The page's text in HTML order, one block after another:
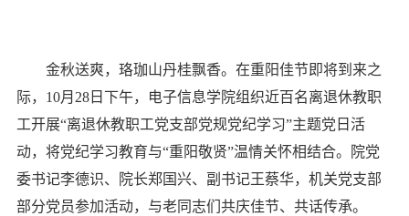
金秋送爽，珞珈山丹桂飘香。在重阳佳节即将到来之
际，10月28日下午，电子信息学院组织近百名离退休教职
工开展“离退休教职工党支部党规党纪学习”主题党日活
动，将党纪学习教育与“重阳敬贤”温情关怀相结合。院党
委书记李德识、院长郑国兴、副书记王蔡华，机关党支部
部分党员参加活动，与老同志们共庆佳节、共话传承。